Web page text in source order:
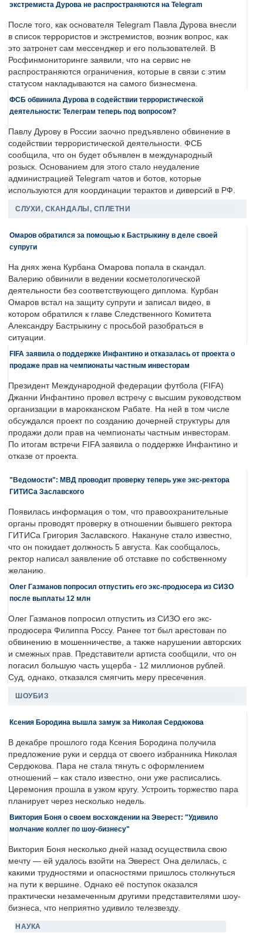
экстремиста Дурова не распространяются на Telegram
После того, как основателя Telegram Павла Дурова внесли
в список террористов и экстремистов, возник вопрос, как
это затронет сам мессенджер и его пользователей. В
Росфинмониторинге заявили, что на сервис не
распространяются ограничения, которые в связи с этим
статусом накладываются на самого бизнесмена.
ФСБ обвинила Дурова в содействии террористической
деятельности: Телеграм теперь под вопросом?
Павлу Дурову в России заочно предъявлено обвинение в
содействии террористической деятельности. ФСБ
сообщила, что он будет объявлен в международный
розыск. Основанием для этого стало неудаление
администрацией Telegram чатов и ботов, которые
используются для координации терактов и диверсий в РФ.
СЛУХИ, СКАНДАЛЫ, СПЛЕТНИ
Омаров обратился за помощью к Бастрыкину в деле своей
супруги
На днях жена Курбана Омарова попала в скандал.
Валерию обвинили в ведении косметологической
деятельности без соответствующего диплома. Курбан
Омаров встал на защиту супруги и записал видео, в
котором обратился к главе Следственного Комитета
Александру Бастрыкину с просьбой разобраться в
ситуации.
FIFA заявила о поддержке Инфантино и отказалась от проекта о
продаже прав на чемпионаты частным инвесторам
Президент Международной федерации футбола (FIFA)
Джанни Инфантино провел встречу с высшим руководством
организации в марокканском Рабате. На ней в том числе
обсуждался проект по созданию дочерней структуры для
продажи доли прав на чемпионаты частным инвесторам.
По итогам встречи FIFA заявила о поддержке Инфантино и
отказе от проекта.
"Ведомости": МВД проводит проверку теперь уже экс-ректора
ГИТИСа Заславского
Появилась информация о том, что правоохранительные
органы проводят проверку в отношении бывшего ректора
ГИТИСа Григория Заславского. Накануне стало известно,
что он покидает должность 5 августа. Как сообщалось,
ректор написал заявление об отставке по собственному
желанию.
Олег Газманов попросил отпустить его экс-продюсера из СИЗО
после выплаты 12 млн
Олег Газманов попросил отпустить из СИЗО его экс-
продюсера Филиппа Россу. Ранее тот был арестован по
обвинению в мошенничестве, а также нарушении авторских
и смежных прав. Представители артиста сообщили, что он
погасил большую часть ущерба - 12 миллионов рублей.
Суд, однако, отказался смягчить меру пресечения.
ШОУБИЗ
Ксения Бородина вышла замуж за Николая Сердюкова
В декабре прошлого года Ксения Бородина получила
предложение руки и сердца от своего избранника Николая
Сердюкова. Пара не стала тянуть с оформлением
отношений – как стало известно, они уже расписались.
Церемония прошла в узком кругу. Устроить торжество пара
планирует через несколько недель.
Виктория Боня о своем восхождении на Эверест: "Удивило
молчание коллег по шоу-бизнесу"
Виктория Боня несколько дней назад осуществила свою
мечту — ей удалось взойти на Эверест. Она делилась, с
какими трудностями и опасностями пришлось столкнуться
на пути к вершине. Однако её поступок оказался
практически незамеченным другими представителями шоу-
бизнеса, что неприятно удивило телезвезду.
НАУКА